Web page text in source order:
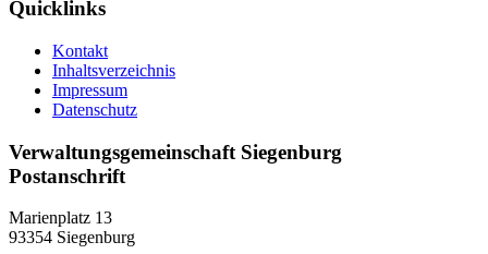
Quicklinks
Kontakt
Inhaltsverzeichnis
Impressum
Datenschutz
Verwaltungsgemeinschaft Siegenburg
Postanschrift
Marienplatz 13
93354 Siegenburg